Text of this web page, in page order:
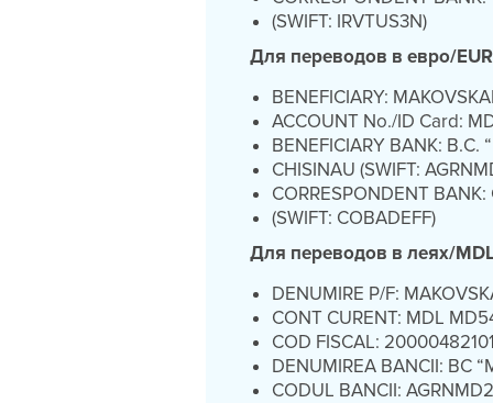
(SWIFT: IRVTUS3N)
Для переводов в евро/
BENEFICIARY:
ACCOUNT No./ID Card:
BENEFICIARY BANK: B.C.
CHISINAU (SWIFT:
CORRESPONDENT
(SWIFT: COBADEFF)
Для переводов в леях/
DENUMIRE P/F:
CONT CURENT: MDL
COD FISCAL:
DENUMIREA BANCII: BC
CODUL BANCII: